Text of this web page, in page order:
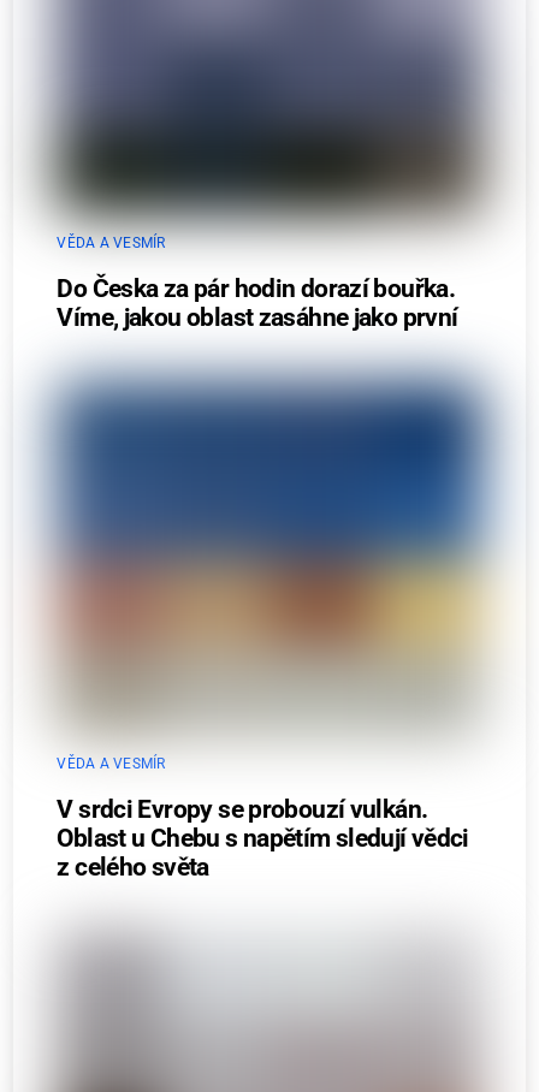
VĚDA A VESMÍR
Do Česka za pár hodin dorazí bouřka.
Víme, jakou oblast zasáhne jako první
VĚDA A VESMÍR
V srdci Evropy se probouzí vulkán.
Oblast u Chebu s napětím sledují vědci
z celého světa